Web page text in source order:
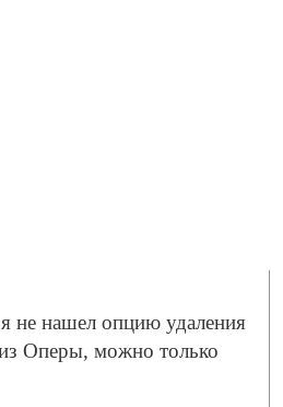
не нашел опцию удаления
Оперы, можно только